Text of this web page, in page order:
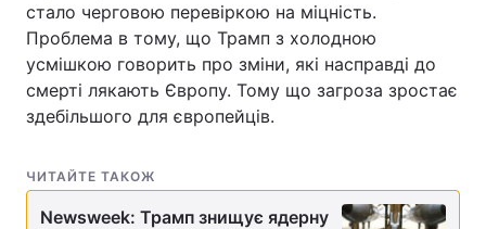
Екологія Регіони
Лонгріди
Відео з Youtube Статті
Інтерв'ю
Архів Вакансії
стало черговою перевіркою на міцність.
Проблема в тому, що Трамп з холодною
усмішкою говорить про зміни, які насправді до
смерті лякають Європу. Тому що загроза зростає
здебільшого для європейців.
ЧИТАЙТЕ ТАКОЖ
Newsweek: Трамп знищує ядерну